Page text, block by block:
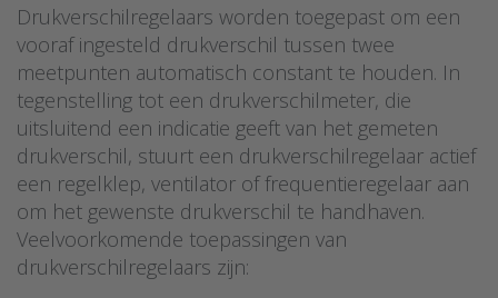
Drukverschilregelaars worden toegepast om een
vooraf ingesteld drukverschil tussen twee
meetpunten automatisch constant te houden. In
tegenstelling tot een drukverschilmeter, die
uitsluitend een indicatie geeft van het gemeten
drukverschil, stuurt een drukverschilregelaar actief
een regelklep, ventilator of frequentieregelaar aan
om het gewenste drukverschil te handhaven.
Veelvoorkomende toepassingen van
drukverschilregelaars zijn: